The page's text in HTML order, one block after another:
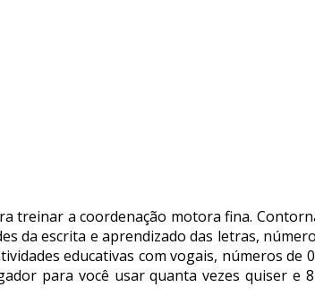
treinar a coordenação motora fina.
da escrita e aprendizado das letras,
educativas com vogais, números
para você usar quanta vezes quiser e